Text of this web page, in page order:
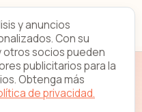
y anuncios
Con su
socios pueden
publicitarios para la
Obtenga más
de privacidad.